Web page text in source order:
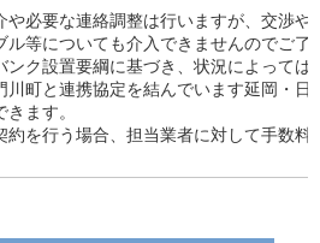
必要な連絡調整は行いますが、交渉や
等についても介入できませんのでご了
ク設置要綱に基づき、状況によっては
町と連携協定を結んでいます延岡・日
ます。
を行う場合、担当業者に対して手数料